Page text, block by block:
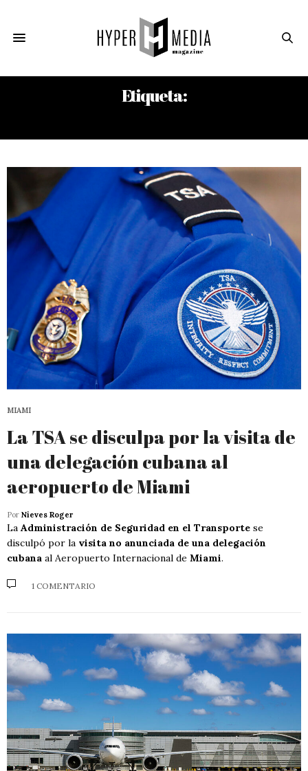
Etiqueta:
MIAMI
La TSA se disculpa por la visita de
una delegación cubana al
aeropuerto de Miami
Por Nieves Roger
La Administración de Seguridad en el Transporte se
disculpó por la visita no anunciada de una delegación
cubana al Aeropuerto Internacional de Miami.
1 COMENTARIO